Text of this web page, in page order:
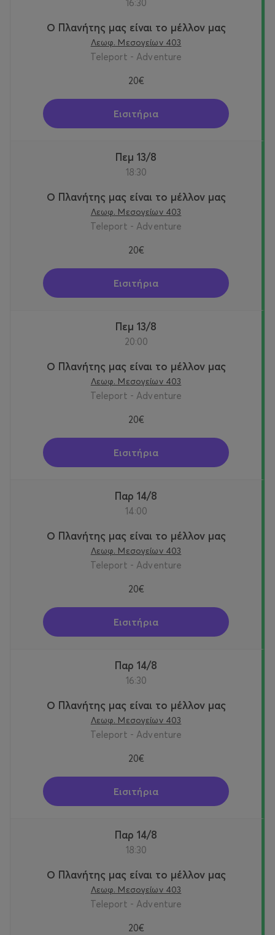
16:30
Ο Πλανήτης μας είναι το μέλλον μας
Λεωφ. Μεσογείων 403
Teleport - Adventure
20€
Εισιτήρια
Πεμ 13/8
18:30
Ο Πλανήτης μας είναι το μέλλον μας
Λεωφ. Μεσογείων 403
Teleport - Adventure
20€
Εισιτήρια
Πεμ 13/8
20:00
Ο Πλανήτης μας είναι το μέλλον μας
Λεωφ. Μεσογείων 403
Teleport - Adventure
20€
Εισιτήρια
Παρ 14/8
14:00
Ο Πλανήτης μας είναι το μέλλον μας
Λεωφ. Μεσογείων 403
Teleport - Adventure
20€
Εισιτήρια
Παρ 14/8
16:30
Ο Πλανήτης μας είναι το μέλλον μας
Λεωφ. Μεσογείων 403
Teleport - Adventure
20€
Εισιτήρια
Παρ 14/8
18:30
Ο Πλανήτης μας είναι το μέλλον μας
Λεωφ. Μεσογείων 403
Teleport - Adventure
20€